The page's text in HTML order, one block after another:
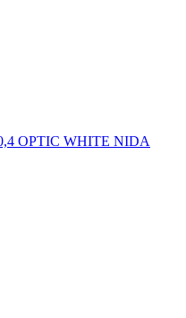
OPTIC WHITE NIDA